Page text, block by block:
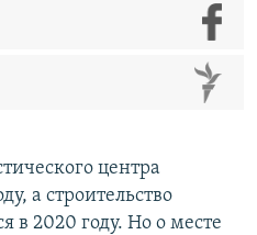
центра
а строительство
в 2020 году. Но о месте